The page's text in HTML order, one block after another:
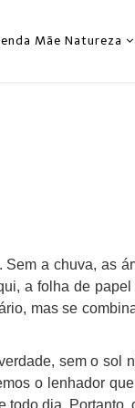
Mãe Natureza
a chuva, as
a folha de papel
mas se
sem o sol
o lenhador
dia. Portanto,